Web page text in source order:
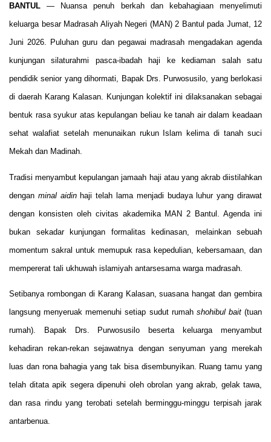
BANTUL — Nuansa penuh berkah dan kebahagiaan menyelimuti
keluarga besar Madrasah Aliyah Negeri (MAN) 2 Bantul pada Jumat, 12
Juni 2026. Puluhan guru dan pegawai madrasah mengadakan agenda
kunjungan silaturahmi pasca-ibadah haji ke kediaman salah satu
pendidik senior yang dihormati, Bapak Drs. Purwosusilo, yang berlokasi
di daerah Karang Kalasan. Kunjungan kolektif ini dilaksanakan sebagai
bentuk rasa syukur atas kepulangan beliau ke tanah air dalam keadaan
sehat walafiat setelah menunaikan rukun Islam kelima di tanah suci
Mekah dan Madinah.
Tradisi menyambut kepulangan jamaah haji atau yang akrab diistilahkan
dengan minal aidinhaji telah lama menjadi budaya luhur yang dirawat
dengan konsisten oleh civitas akademika MAN 2 Bantul. Agenda ini
bukan sekadar kunjungan formalitas kedinasan, melainkan sebuah
momentum sakral untuk memupuk rasa kepedulian, kebersamaan, dan
mempererat tali ukhuwah islamiyah antarsesama warga madrasah.
Setibanya rombongan di Karang Kalasan, suasana hangat dan gembira
langsung menyeruak memenuhi setiap sudut rumah shohibul bait(tuan
rumah). Bapak Drs. Purwosusilo beserta keluarga menyambut
kehadiran rekan-rekan sejawatnya dengan senyuman yang merekah
luas dan rona bahagia yang tak bisa disembunyikan. Ruang tamu yang
telah ditata apik segera dipenuhi oleh obrolan yang akrab, gelak tawa,
dan rasa rindu yang terobati setelah berminggu-minggu terpisah jarak
antarbenua.